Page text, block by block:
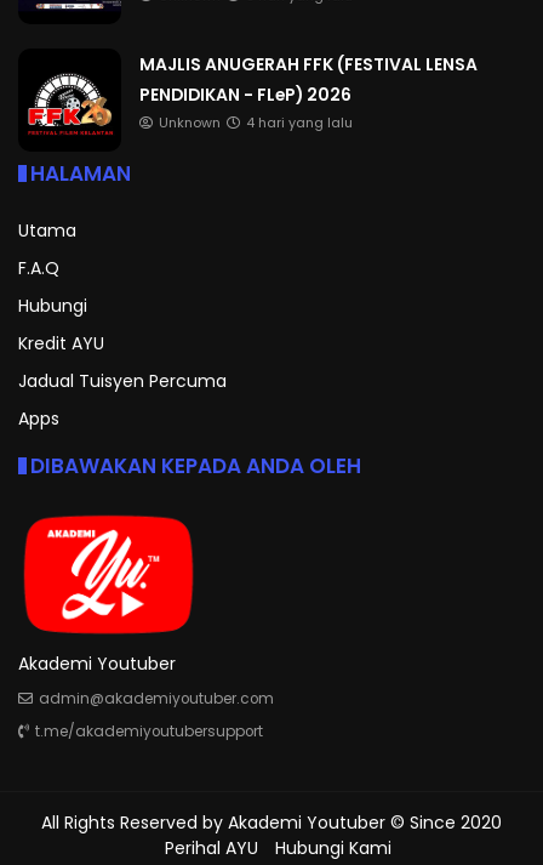
MAJLIS ANUGERAH FFK (FESTIVAL LENSA
PENDIDIKAN - FLeP) 2026
Unknown 4 hari yang lalu
HALAMAN
Utama
F.A.Q
Hubungi
Kredit AYU
Jadual Tuisyen Percuma
Apps
DIBAWAKAN KEPADA ANDA OLEH
Akademi Youtuber
admin@akademiyoutuber.com
t.me/akademiyoutubersupport
All Rights Reserved by Akademi Youtuber © Since 2020
Perihal AYU
Hubungi Kami